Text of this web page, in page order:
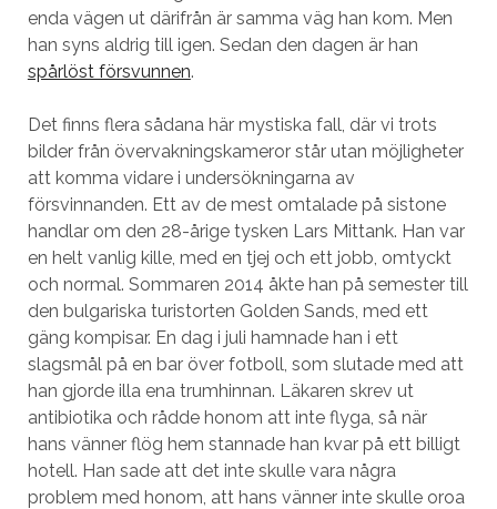
enda vägen ut därifrån är samma väg han kom. Men
han syns aldrig till igen. Sedan den dagen är han
spårlöst försvunnen.
Det finns flera sådana här mystiska fall, där vi trots
bilder från övervakningskameror står utan möjligheter
att komma vidare i undersökningarna av
försvinnanden. Ett av de mest omtalade på sistone
handlar om den 28-årige tysken Lars Mittank. Han var
en helt vanlig kille, med en tjej och ett jobb, omtyckt
och normal. Sommaren 2014 åkte han på semester till
den bulgariska turistorten Golden Sands, med ett
gäng kompisar. En dag i juli hamnade han i ett
slagsmål på en bar över fotboll, som slutade med att
han gjorde illa ena trumhinnan. Läkaren skrev ut
antibiotika och rådde honom att inte flyga, så när
hans vänner flög hem stannade han kvar på ett billigt
hotell. Han sade att det inte skulle vara några
problem med honom, att hans vänner inte skulle oroa